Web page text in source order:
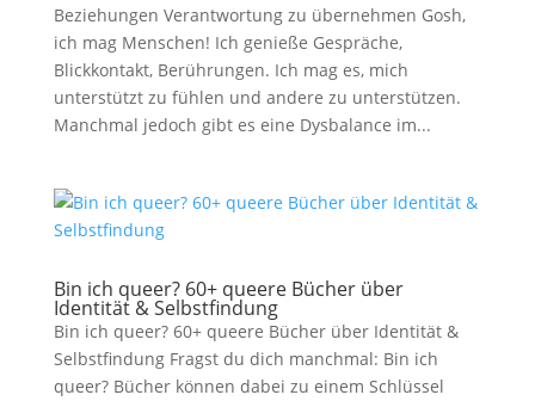
Beziehungen Verantwortung zu übernehmen Gosh,
ich mag Menschen! Ich genieße Gespräche,
Blickkontakt, Berührungen. Ich mag es, mich
unterstützt zu fühlen und andere zu unterstützen.
Manchmal jedoch gibt es eine Dysbalance im...
Bin ich queer? 60+ queere Bücher über
Identität & Selbstfindung
Bin ich queer? 60+ queere Bücher über Identität &
Selbstfindung Fragst du dich manchmal: Bin ich
queer? Bücher können dabei zu einem Schlüssel